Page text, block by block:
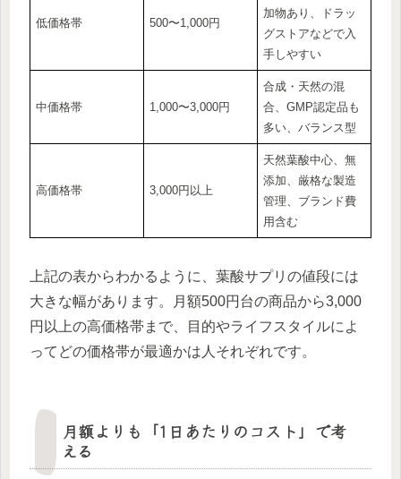
低価格帯 500〜1,000円
加物あり、ドラッ
グストアなどで入
手しやすい
中価格帯 1,000〜3,000円
合成・天然の混
合、GMP認定品も
多い、バランス型
高価格帯 3,000円以上
天然葉酸中心、無
添加、厳格な製造
管理、ブランド費
用含む
上記の表からわかるように、葉酸サプリの値段には
大きな幅があります。月額500円台の商品から3,000
円以上の高価格帯まで、目的やライフスタイルによ
ってどの価格帯が最適かは人それぞれです。
月額よりも「1日あたりのコスト」で考
える